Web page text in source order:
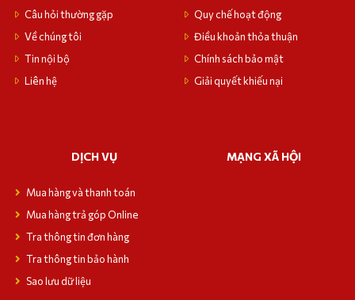
Câu hỏi thường gặp
Về chúng tôi
Tin nội bộ
Liên hệ
Quy chế hoạt động
Điều khoản thỏa thuận
Chính sách bảo mật
Giải quyết khiếu nại
DỊCH VỤ
Mua hàng và thanh toán
Mua hàng trả góp Online
Tra thông tin đơn hàng
Tra thông tin bảo hành
Sao lưu dữ liệu
MẠNG XÃ HỘI